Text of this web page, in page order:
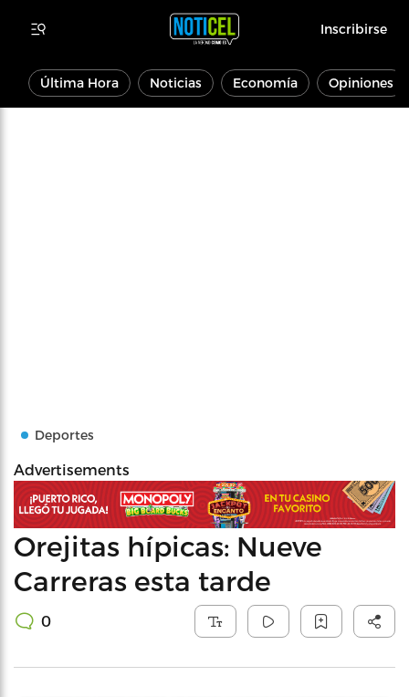
Inscribirse
Última Hora Noticias Economía Opiniones
Deportes
Advertisements
Orejitas hípicas: Nueve
Carreras esta tarde
0